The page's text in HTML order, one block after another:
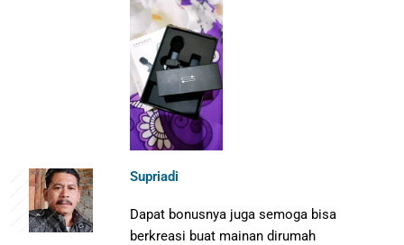
Supriadi
Dapat bonusnya juga semoga bisa
berkreasi buat mainan dirumah